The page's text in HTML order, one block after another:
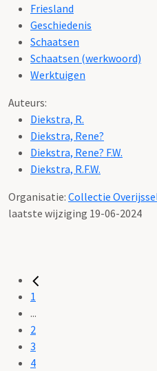
Friesland
Geschiedenis
Schaatsen
Schaatsen (werkwoord)
Werktuigen
Auteurs:
Diekstra, R.
Diekstra, Rene?
Diekstra, Rene? F.W.
Diekstra, R.F.W.
Organisatie: Collectie
laatste wijziging 19-06-2024
1
...
2
3
4